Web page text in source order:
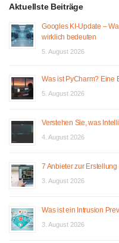
Aktuellste Beiträge
Googles KI-Update –
wirklich bedeuten
5. August 2026
Was ist PyCharm? Eine
5. August 2026
Verstehen Sie, was
4. August 2026
7 Anbieter zur
3. August 2026
Was ist ein Intrusion
3. August 2026